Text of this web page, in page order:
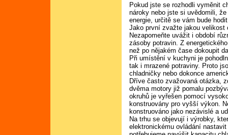
Pokud jste se rozhodli vyměnit
nároky nebo jste si uvědomili,
energie, určitě se vám bude
Jako první zvažte jakou velikost
Nezapomeňte uvážit i období
zásoby potravin. Z
než po nějakém čase dokoupit
Při umístění v kuchyni je
tak i mrazené potraviny. Proto
chladničky nebo dokonce
Dříve často zvažovaná otázka,
dvěma motory již pomalu
okruhů je vyřešen pomocí
konstruovány pro vyšší výkon.
konstruováno jako nezávislé a
Na trhu se objevují i výrobky,
elektronickému ovládání